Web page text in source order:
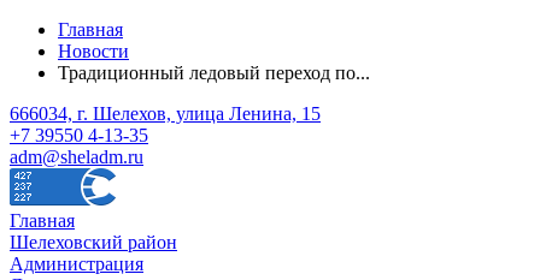
Главная
Новости
Традиционный ледовый переход по...
666034, г. Шелехов, улица Ленина, 15
+7 39550 4-13-35
adm@sheladm.ru
Главная
Шелеховский район
Администрация